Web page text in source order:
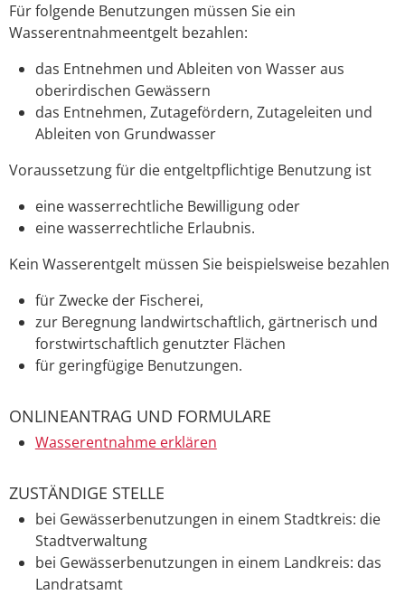
Für folgende Benutzungen müssen Sie ein
Wasserentnahmeentgelt bezahlen:
das Entnehmen und Ableiten von Wasser aus
oberirdischen Gewässern
das Entnehmen, Zutagefördern, Zutageleiten und
Ableiten von Grundwasser
Voraussetzung für die entgeltpflichtige Benutzung ist
eine wasserrechtliche Bewilligung oder
eine wasserrechtliche Erlaubnis.
Kein Wasserentgelt müssen Sie beispielsweise bezahlen
für Zwecke der Fischerei,
zur Beregnung landwirtschaftlich, gärtnerisch und
forstwirtschaftlich genutzter Flächen
für geringfügige Benutzungen.
ONLINEANTRAG UND FORMULARE
Wasserentnahme erklären
ZUSTÄNDIGE STELLE
bei Gewässerbenutzungen in einem Stadtkreis: die
Stadtverwaltung
bei Gewässerbenutzungen in einem Landkreis: das
Landratsamt